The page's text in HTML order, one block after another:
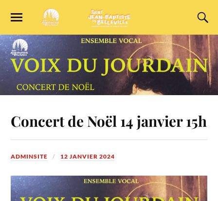
Concert de Noël 14 janvier 15h
ADMINSITE 12 JANVIER 2024